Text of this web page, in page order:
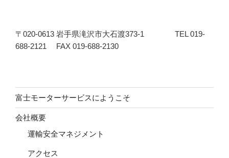
〒020-0613 岩手県滝沢市大石渡373-1 TEL 019-
688-2121 FAX 019-688-2130
富士モーターサービスにようこそ
会社概要
運輸安全マネジメント
アクセス